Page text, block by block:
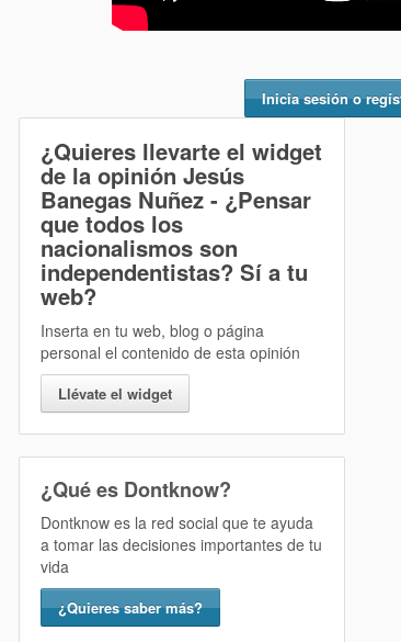
Inicia sesión o
¿Quieres llevarte el widget
de la opiniónJesús
Banegas Nuñez - ¿Pensar
que todos los
nacionalismos son
independentistas? Sí a tu
web?
Inserta en tu web, blog o página
personal el contenido de esta opinión
Llévate el widget
¿Qué es Dontknow?
Dontknow es la red social que te ayuda
a tomar las decisiones importantes de tu
vida
¿Quieres saber más?